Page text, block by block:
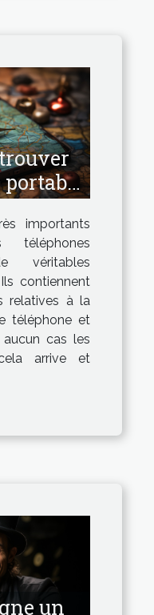
portable
importants
téléphones
véritables
contiennent
relatives à la
téléphone et
cas les
arrive et
un